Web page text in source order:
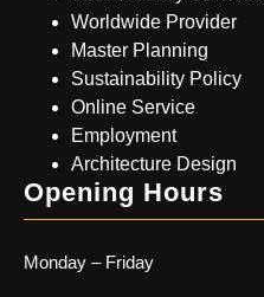
Worldwide Provider
Master Planning
Sustainability Policy
Online Service
Employment
Architecture Design
Opening Hours
Monday – Friday